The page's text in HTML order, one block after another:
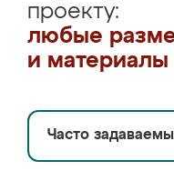
проекту:
любые
и материалы
Часто